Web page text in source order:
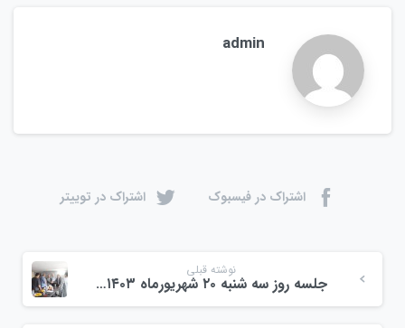
admin
اشتراک در فیسبوک اشتراک در توییتر
نوشته قبلی
جلسه روز سه شنبه ۲۰ شهریورماه ۱۴۰۳ با جناب آقای احمدی سنگری